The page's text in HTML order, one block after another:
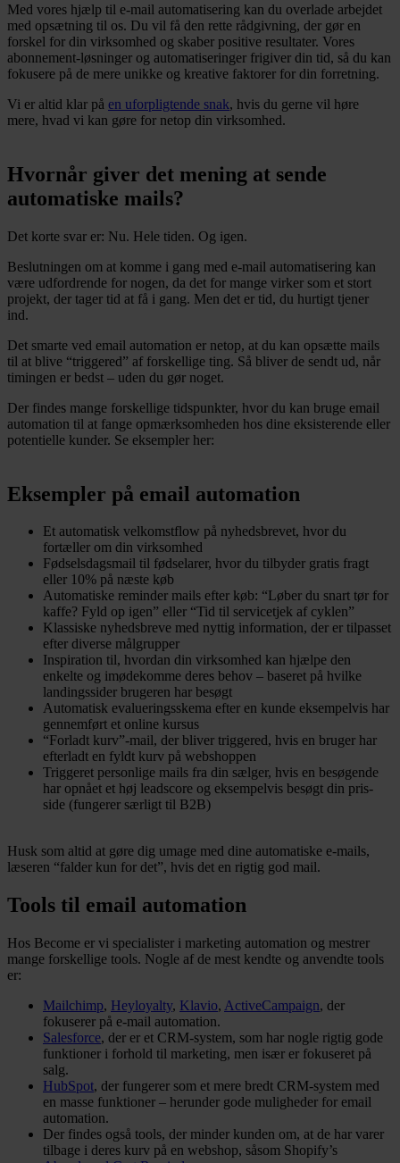
Med vores hjælp til e-mail automatisering kan du overlade arbejdet
med opsætning til os. Du vil få den rette rådgivning, der gør en
forskel for din virksomhed og skaber positive resultater. Vores
abonnement-løsninger og automatiseringer frigiver din tid, så du kan
fokusere på de mere unikke og kreative faktorer for din forretning.
Vi er altid klar på en uforpligtende snak, hvis du gerne vil høre
mere, hvad vi kan gøre for netop din virksomhed.
Hvornår giver det mening at sende
automatiske mails?
Det korte svar er: Nu. Hele tiden. Og igen.
Beslutningen om at komme i gang med e-mail automatisering kan
være udfordrende for nogen, da det for mange virker som et stort
projekt, der tager tid at få i gang. Men det er tid, du hurtigt tjener
ind.
Det smarte ved email automation er netop, at du kan opsætte mails
til at blive “triggered” af forskellige ting. Så bliver de sendt ud, når
timingen er bedst – uden du gør noget.
Der findes mange forskellige tidspunkter, hvor du kan bruge email
automation til at fange opmærksomheden hos dine eksisterende eller
potentielle kunder. Se eksempler her:
Eksempler på email automation
Et automatisk velkomstflow på nyhedsbrevet, hvor du
fortæller om din virksomhed
Fødselsdagsmail til fødselarer, hvor du tilbyder gratis fragt
eller 10% på næste køb
Automatiske reminder mails efter køb: “Løber du snart tør for
kaffe? Fyld op igen” eller “Tid til servicetjek af cyklen”
Klassiske nyhedsbreve med nyttig information, der er tilpasset
efter diverse målgrupper
Inspiration til, hvordan din virksomhed kan hjælpe den
enkelte og imødekomme deres behov – baseret på hvilke
landingssider brugeren har besøgt
Automatisk evalueringsskema efter en kunde eksempelvis har
gennemført et online kursus
“Forladt kurv”-mail, der bliver triggered, hvis en bruger har
efterladt en fyldt kurv på webshoppen
Triggeret personlige mails fra din sælger, hvis en besøgende
har opnået et høj leadscore og eksempelvis besøgt din pris-
side (fungerer særligt til B2B)
Husk som altid at gøre dig umage med dine automatiske e-mails,
læseren “falder kun for det”, hvis det en rigtig god mail.
Tools til email automation
Hos Become er vi specialister i marketing automation og mestrer
mange forskellige tools. Nogle af de mest kendte og anvendte tools
er:
Mailchimp, Heyloyalty, Klavio, ActiveCampaign, der
fokuserer på e-mail automation.
Salesforce, der er et CRM-system, som har nogle rigtig gode
funktioner i forhold til marketing, men især er fokuseret på
salg.
HubSpot, der fungerer som et mere bredt CRM-system med
en masse funktioner – herunder gode muligheder for email
automation.
Der findes også tools, der minder kunden om, at de har varer
tilbage i deres kurv på en webshop, såsom Shopify’s